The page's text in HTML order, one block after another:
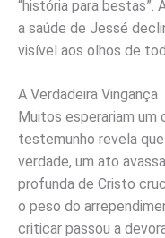
“história para bestas”.
a saúde de Jessé
visível aos olhos de
A Verdadeira Vingança
Muitos esperariam um
testemunho revela que
verdade, um ato
profunda de Cristo
o peso do
criticar passou a